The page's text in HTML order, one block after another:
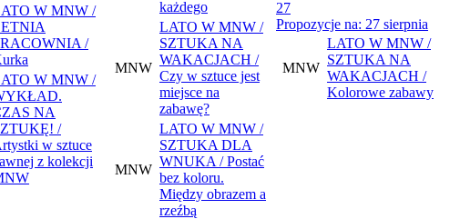
W MNW /
/
W MNW /
NA
/
w sztuce
z kolekcji
każdego
MNW
LATO W MNW /
SZTUKA NA
WAKACJACH /
Czy w sztuce jest
miejsce na
zabawę?
MNW
LATO W MNW /
SZTUKA DLA
WNUKA / Postać
bez koloru.
Między obrazem a
rzeźbą
27
Propozycje na: 27 sierpnia
MNW
LATO W MNW /
SZTUKA NA
WAKACJACH /
Kolorowe zabawy